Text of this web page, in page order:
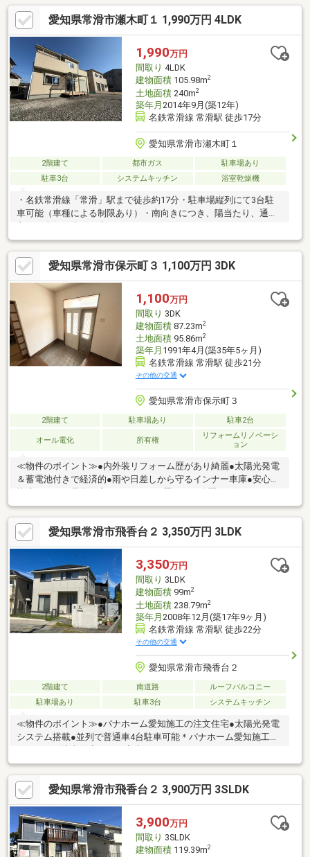
り、駐車場も普通車4台分が確保された魅力的な5LDKです。≪周
辺環境のポイント≫●常滑東小学校まで徒歩6分●常滑駅まで徒歩
15分●商業施設が揃う便利な周辺環境＊常滑東小学校まで徒歩6分
とお子様の毎日の通学に安心の立地です。常滑駅へも徒歩15分で
アクセスでき、徒歩7分圏内にスーパーやドラッグストア充実♪
愛知県常滑市瀬木町１ 1,990万円 4LDK
1,990万円
間取り 4LDK
建物面積105.98m2
土地面積240m2
築年月 2014年9月(築12年)
名鉄常滑線 常滑駅 徒歩17分
愛知県常滑市瀬木町１
2階建て 都市ガス
駐車場あり
駐車3台
システムキッチン 浴室乾燥機
・名鉄常滑線「常滑」駅まで徒歩約17分・駐車場縦列にて3台駐
車可能（車種による制限あり）・南向きにつき、陽当たり、通風
太陽光パネル設置・LDK約17.5帖・各居室約6帖以上・各居室収納
あり《担当者より一言》周辺にはスーパーや学校等生活関連施設
が存する充実したエリアになります。室内は大変きれいにお使い
です。ご内覧・資料請求など承っておりますので、お気軽にお問
い合わせください。
愛知県常滑市保示町３ 1,100万円 3DK
1,100万円
間取り 3DK
建物面積87.23m2
土地面積95.86m2
築年月 1991年4月(築35年5ヶ月)
名鉄常滑線 常滑駅 徒歩21分
その他の交通
愛知県常滑市保示町３
2階建て 駐車場あり 駐車2台
オール電化 所有権
リフォームリノベーシ
ョン
≪物件のポイント≫●内外装リフォーム歴があり綺麗●太陽光発電
＆蓄電池付きで経済的●雨や日差しから守るインナー車庫●安心で
太陽光発電や車庫など設備も充実しています。≪周辺環境のポイ
ント≫●開放感がある南・西公道に接道●日々の買物に嬉しいスー
パーが近い ●常滑西小学校まで徒歩１３分＊南西側の角地のよう
な開放感ある立地で、スーパーも近く買い物も便利な環境です。
愛知県常滑市飛香台２ 3,350万円 3LDK
3,350万円
間取り 3LDK
建物面積99m2
土地面積238.79m2
築年月 2008年12月(築17年9ヶ月)
名鉄常滑線 常滑駅 徒歩22分
その他の交通
愛知県常滑市飛香台２
2階建て 南道路
ルーフバルコニー
駐車場あり
駐車3台 システムキッチン
≪物件のポイント≫●パナホーム愛知施工の注文住宅●太陽光発電
システム搭載●並列で普通車4台駐車可能＊パナホーム愛知施工の
ウォークインクローゼットなど充実した設備が魅力。敷地は約
72.23坪とゆとりがあり、駐車場は並列で4台駐車可能です≪周辺
環境のポイント≫●スーパーまで徒歩6分●常滑東小学校まで徒歩
12分●南面道路に面した陽当り良好な整形地＊ベイシアスーパー
マーケット常滑インター店まで徒歩6分と、毎日のお買い物に大変
便利な立地です。お庭への陽当りや室内の通風も良好な住環境で
す。
愛知県常滑市飛香台２ 3,900万円 3SLDK
3,900万円
間取り 3SLDK
建物面積119.39m2